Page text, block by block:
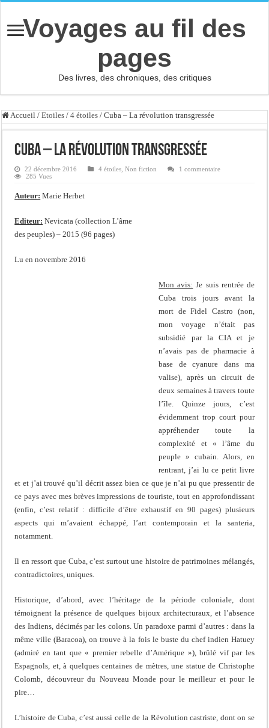
Voyages au fil des
pages
Des livres, des chroniques, des critiques
Accueil / Etoiles / 4 étoiles / Cuba – La révolution transgressée
Cuba – La révolution transgressée
22 décembre 2016 4 étoiles ,Non fiction
1 commentaire
285 Vues
Auteur: Marie Herbet
Editeur: Nevicata (collection L’âme
des peuples) – 2015 (96 pages)
Lu en novembre 2016
Mon avis: Je suis rentrée de
Cuba trois jours avant la
mort de Fidel Castro (non,
mon voyage n’était pas
subsidié par la CIA et je
n’avais pas de pharmacie à
base de cyanure dans ma
valise), après un circuit de
deux semaines à travers toute
l’île. Quinze jours, c’est
évidemment trop court pour
appréhender toute la
complexité et « l’âme du
peuple » cubain. Alors, en
rentrant, j’ai lu ce petit livre
et et j’ai trouvé qu’il décrit assez bien ce que je n’ai pu que pressentir de
ce pays avec mes brèves impressions de touriste, tout en approfondissant
(enfin, c’est relatif : difficile d’être exhaustif en 90 pages) plusieurs
aspects qui m’avaient échappé, l’art contemporain et la santeria,
notamment.
Il en ressort que Cuba, c’est surtout une histoire de patrimoines mélangés,
contradictoires, uniques.
Historique, d’abord, avec l’héritage de la période coloniale, dont
témoignent la présence de quelques bijoux architecturaux, et l’absence
des Indiens, décimés par les colons. Un paradoxe parmi d’autres : dans la
même ville (Baracoa), on trouve à la fois le buste du chef indien Hatuey
(admiré en tant que « premier rebelle d’Amérique »), brûlé vif par les
Espagnols, et, à quelques centaines de mètres, une statue de Christophe
Colomb, découvreur du Nouveau Monde pour le meilleur et pour le
pire…
L’histoire de Cuba, c’est aussi celle de la Révolution castriste, dont on se